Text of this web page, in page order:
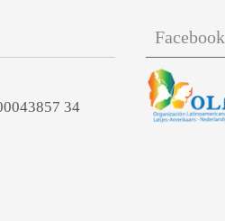
34
Facebook